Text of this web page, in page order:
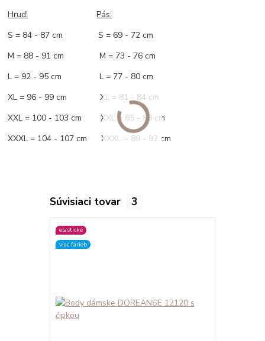
Hruď:
Pás:
S = 84 - 87 cm S = 69 - 72 cm
M = 88 - 91 cm M = 73 - 76 cm
L = 92 - 95 cm L = 77 - 80 cm
XL = 96 - 99 cm XL = 81 - 84 cm
XXL = 100 - 103 cm XXL = 85 - 88 cm
XXXL = 104 - 107 cm XXXL = 89 - 92 cm
Súvisiaci tovar 3
elastické
viac farieb